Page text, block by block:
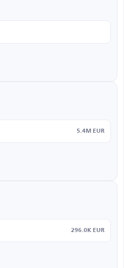
5.4M EUR
296.0K EUR